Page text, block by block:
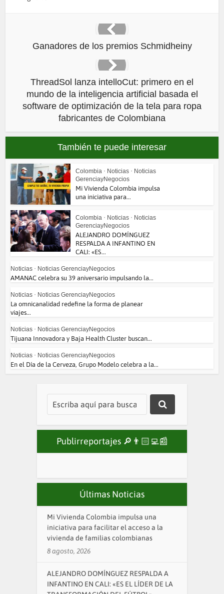
Ganadores de los premios Schmidheiny
ThreadSol lanza intelloCut: primero en el
mundo de la inteligencia artificial basada el
software de optimización de la tela para ropa
fabricantes de Colombiana
También te puede interesar
Colombia • Noticias • Noticias
GerenciayNegocios
Mi Vivienda Colombia impulsa
una iniciativa para...
Colombia • Noticias • Noticias
GerenciayNegocios
ALEJANDRO DOMÍNGUEZ
RESPALDA A INFANTINO EN
CALI: «ES...
Noticias • Noticias GerenciayNegocios
AMANAC celebra su 39 aniversario impulsando la...
Noticias • Noticias GerenciayNegocios
La omnicanalidad redefine la forma de planear
viajes...
Noticias • Noticias GerenciayNegocios
Tijuana Innovadora y Baja Health Cluster buscan...
Noticias • Noticias GerenciayNegocios
En el Día de la Cerveza, Grupo Modelo celebra a la...
Publirreportajes 🔎👨🏻‍💻📰
Últimas Noticias
Mi Vivienda Colombia impulsa una
iniciativa para facilitar el acceso a la
vivienda de familias colombianas
8 agosto, 2026
ALEJANDRO DOMÍNGUEZ RESPALDA A
INFANTINO EN CALI: «ES EL LÍDER DE LA